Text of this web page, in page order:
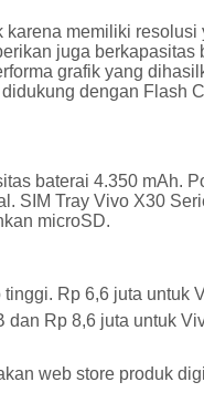
memiliki
juga
grafik yang
dengan Flash
baterai 4.350 mAh.
SIM Tray Vivo X30
microSD.
Rp 6,6 juta untuk
Rp 8,6 juta untuk
web store produk